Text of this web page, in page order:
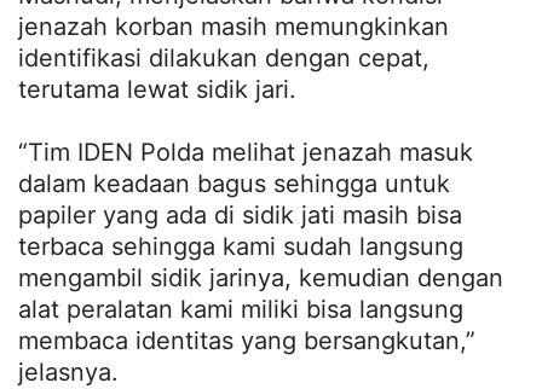
jenazah korban masih memungkinkan
identifikasi dilakukan dengan cepat,
terutama lewat sidik jari.
“Tim IDEN Polda melihat jenazah masuk
dalam keadaan bagus sehingga untuk
papiler yang ada di sidik jati masih bisa
terbaca sehingga kami sudah langsung
mengambil sidik jarinya, kemudian dengan
alat peralatan kami miliki bisa langsung
membaca identitas yang bersangkutan,”
jelasnya.